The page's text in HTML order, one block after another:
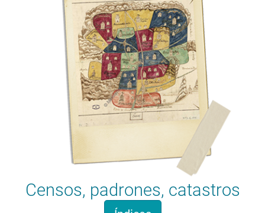
Censos, padrones, catastros